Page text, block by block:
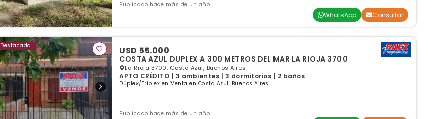
Publicado hace más de un año
WhatsApp Consultar
Destacada USD 55.000
COSTA AZUL DUPLEX A 300 METROS DEL MAR LA RIOJA 3700
La Rioja 3700, Costa Azul, Buenos Aires
APTO CRÉDITO | 3 ambientes | 3 dormitorios | 2 baños
Dúplex/Tríplex en Venta en Costa Azul, Buenos Aires
Publicado hace más de un año